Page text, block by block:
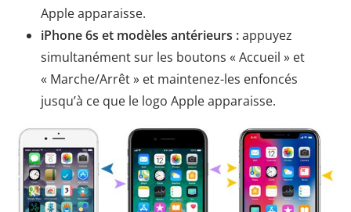
Apple apparaisse.
iPhone 6s et modèles antérieurs :appuyez
simultanément sur les boutons « Accueil » et
« Marche/Arrêt » et maintenez-les enfoncés
jusqu’à ce que le logo Apple apparaisse.